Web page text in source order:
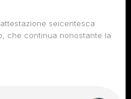
seicentesca
che continua nonostante la